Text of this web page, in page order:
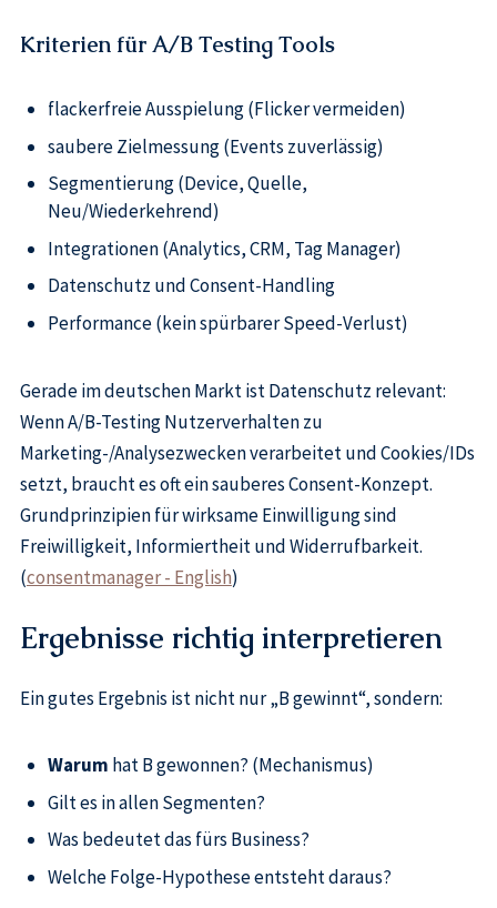
Kriterien für A/B Testing Tools
flackerfreie Ausspielung (Flicker vermeiden)
saubere Zielmessung (Events zuverlässig)
Segmentierung (Device, Quelle,
Neu/Wiederkehrend)
Integrationen (Analytics, CRM, Tag Manager)
Datenschutz und Consent-Handling
Performance (kein spürbarer Speed-Verlust)
Gerade im deutschen Markt ist Datenschutz relevant:
Wenn A/B-Testing Nutzerverhalten zu
Marketing-/Analysezwecken verarbeitet und Cookies/IDs
setzt, braucht es oft ein sauberes Consent-Konzept.
Grundprinzipien für wirksame Einwilligung sind
Freiwilligkeit, Informiertheit und Widerrufbarkeit.
(consentmanager - English)
Ergebnisse richtig interpretieren
Ein gutes Ergebnis ist nicht nur „B gewinnt“, sondern:
Warum hat B gewonnen? (Mechanismus)
Gilt es in allen Segmenten?
Was bedeutet das fürs Business?
Welche Folge-Hypothese entsteht daraus?